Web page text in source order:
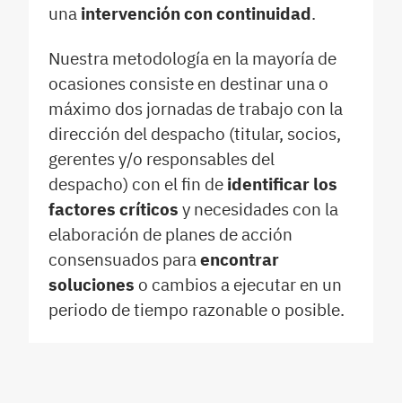
una intervención con continuidad.
Nuestra metodología en la mayoría de
ocasiones consiste en destinar una o
máximo dos jornadas de trabajo con la
dirección del despacho (titular, socios,
gerentes y/o responsables del
despacho) con el fin de identificar los
factores críticos y necesidades con la
elaboración de planes de acción
consensuados paraencontrar
soluciones o cambios a ejecutar en un
periodo de tiempo razonable o posible.